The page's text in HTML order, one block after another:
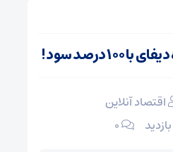
اقتصاد آنلاین
۰